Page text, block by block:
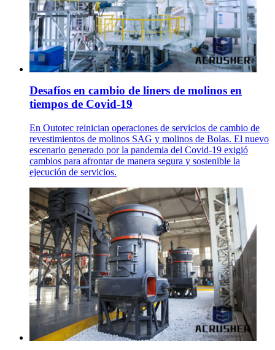
Desafíos en cambio de liners de molinos en
tiempos de Covid-19
En Outotec reinician operaciones de servicios de cambio de
revestimientos de molinos SAG y molinos de Bolas. El nuevo
escenario generado por la pandemia del Covid-19 exigió
cambios para afrontar de manera segura y sostenible la
ejecución de servicios.